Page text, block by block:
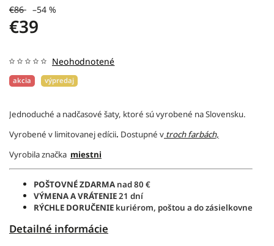
€86 –54 %
€39
akcia výpredaj
Neohodnotené
Jednoduché a nadčasové šaty, ktoré sú vyrobené na Slovensku.
Vyrobené v limitovanej edícii. Dostupné v troch farbách,
Vyrobila značka miestni
POŠTOVNÉ ZDARMA nad 80 €
VÝMENA A VRÁTENIE21 dní
RÝCHLE DORUČENIE kuriérom, poštou a do zásielkovne
Detailné informácie